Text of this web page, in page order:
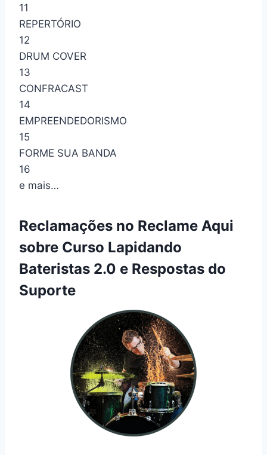
11
REPERTÓRIO
12
DRUM COVER
13
CONFRACAST
14
EMPREENDEDORISMO
15
FORME SUA BANDA
16
e mais…
Reclamações no Reclame Aqui
sobre Curso Lapidando
Bateristas 2.0 e Respostas do
Suporte